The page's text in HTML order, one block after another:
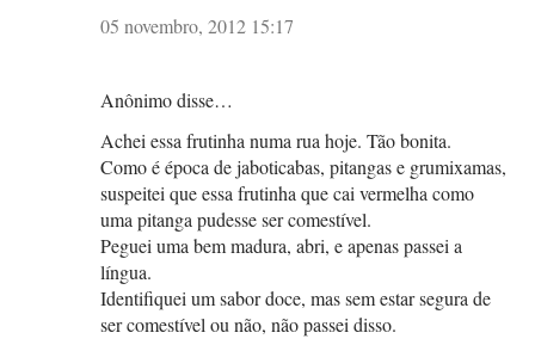
05 novembro, 2012 15:17
Anônimo disse…
Achei essa frutinha numa rua hoje. Tão bonita.
Como é época de jaboticabas, pitangas e grumixamas,
suspeitei que essa frutinha que cai vermelha como
uma pitanga pudesse ser comestível.
Peguei uma bem madura, abri, e apenas passei a
língua.
Identifiquei um sabor doce, mas sem estar segura de
ser comestível ou não, não passei disso.